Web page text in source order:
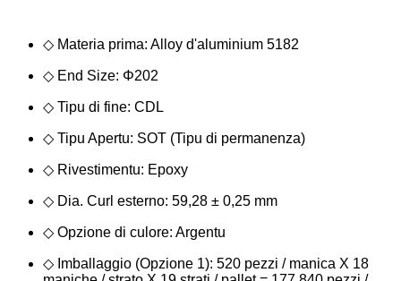
◇ Materia prima: Alloy d'aluminium 5182
◇ End Size: Φ202
◇ Tipu di fine: CDL
◇ Tipu Apertu: SOT (Tipu di permanenza)
◇ Rivestimentu: Epoxy
◇ Dia. Curl esterno: 59,28 ± 0,25 mm
◇ Opzione di culore: Argentu
◇ Imballaggio (Opzione 1): 520 pezzi / manica X 18